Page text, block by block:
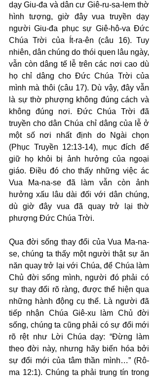
dạy Giu-đa và dân cư Giê-ru-sa-lem thờ
hình tượng, giờ đây vua truyền dạy
người Giu-đa phục sự Giê-hô-va Đức
Chúa Trời của Ít-ra-ên (câu 16). Tuy
nhiên, dân chúng do thói quen lâu ngày,
vẫn còn dâng tế lễ trên các nơi cao dù
họ chỉ dâng cho Đức Chúa Trời của
mình mà thôi (câu 17). Dù vậy, đây vẫn
là sự thờ phượng không đúng cách và
không đúng nơi. Đức Chúa Trời đã
truyền cho dân Chúa chỉ dâng của lễ ở
một số nơi nhất định do Ngài chọn
(Phục Truyền 12:13-14), mục đích để
giữ họ khỏi bị ảnh hưởng của ngoại
giáo. Điều đó cho thấy những việc ác
Vua Ma-na-se đã làm vẫn còn ảnh
hưởng xấu lâu dài đối với dân chúng,
dù giờ đây vua đã quay trở lại thờ
phượng Đức Chúa Trời.
Qua đời sống thay đổi của Vua Ma-na-
se, chúng ta thấy một người thật sự ăn
năn quay trở lại với Chúa, để Chúa làm
Chủ đời sống mình, người đó phải có
sự thay đổi rõ ràng, được thể hiện qua
những hành động cụ thể. Là người đã
tiếp nhận Chúa Giê-xu làm Chủ đời
sống, chúng ta cũng phải có sự đổi mới
rõ rệt như Lời Chúa dạy: “Đừng làm
theo đời này, nhưng hãy biến hóa bởi
sự đổi mới của tâm thần mình…” (Rô-
ma 12:1). Chúng ta phải trung tín trong